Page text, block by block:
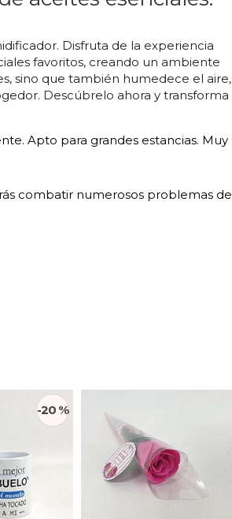
Disfruta de la experiencia
favoritos, creando un ambiente
sino que también humedece el aire,
Descúbrelo ahora y transforma
Apto para grandes estancias. Muy
combatir numerosos problemas de
-20 %